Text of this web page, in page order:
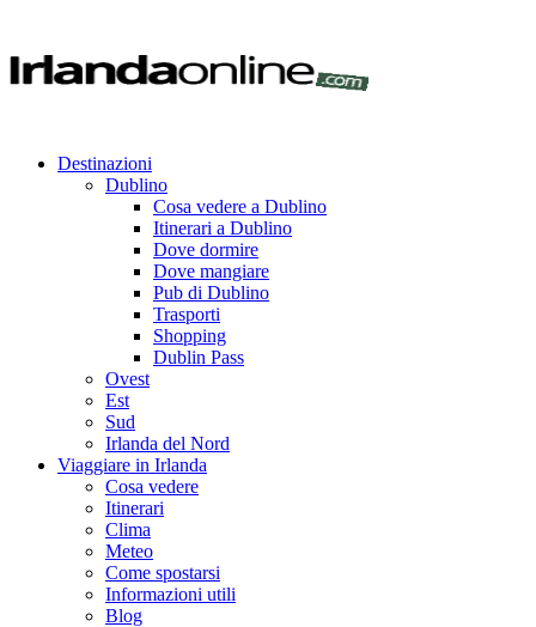
Destinazioni
Dublino
Cosa vedere a Dublino
Itinerari a Dublino
Dove dormire
Dove mangiare
Pub di Dublino
Trasporti
Shopping
Dublin Pass
Ovest
Est
Sud
Irlanda del Nord
Viaggiare in Irlanda
Cosa vedere
Itinerari
Clima
Meteo
Come spostarsi
Informazioni utili
Blog